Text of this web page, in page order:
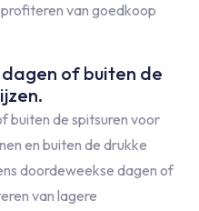
van goedkoop
of buiten de
buiten de spitsuren voor
en buiten de drukke
doordeweekse dagen of
van lagere